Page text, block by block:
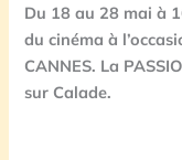
Du 18 au 28 mai à
du cinéma à
CANNES. La
sur Calade.